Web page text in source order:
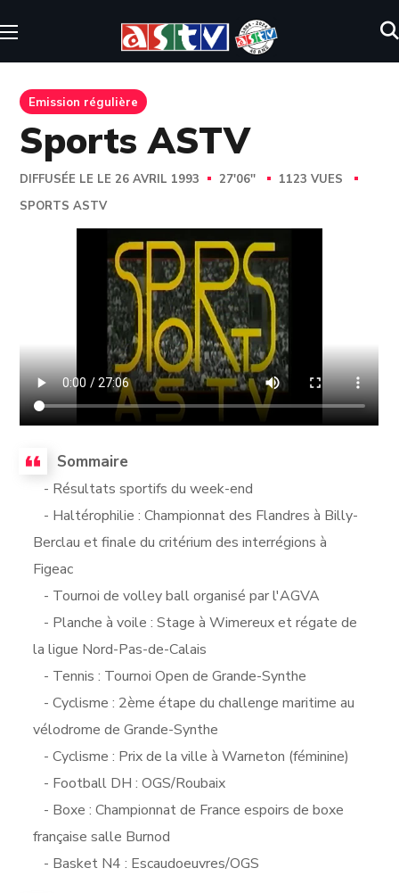
Emission régulière
Sports ASTV
DIFFUSÉE LE LE 26 AVRIL 1993 27'06''
1123 VUES
SPORTS ASTV
Sommaire
- Résultats sportifs du week-end
- Haltérophilie : Championnat des Flandres à Billy-
Berclau et finale du critérium des interrégions à
Figeac
- Tournoi de volley ball organisé par l'AGVA
- Planche à voile : Stage à Wimereux et régate de
la ligue Nord-Pas-de-Calais
- Tennis : Tournoi Open de Grande-Synthe
- Cyclisme : 2ème étape du challenge maritime au
vélodrome de Grande-Synthe
- Cyclisme : Prix de la ville à Warneton (féminine)
- Football DH : OGS/Roubaix
- Boxe : Championnat de France espoirs de boxe
française salle Burnod
- Basket N4 : Escaudoeuvres/OGS